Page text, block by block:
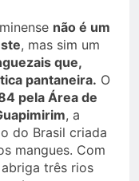
não é um
, mas sim um
que,
pantaneira. O
pela Área de
, a
do Brasil criada
mangues. Com
três rios